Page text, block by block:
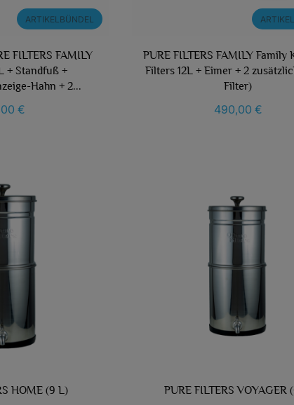
ARTIKELBÜNDEL
FILTERS FAMILY
+ Standfuß +
Hahn + 2...
€
PURE FILTERS FAMILY Family
Filters 12L + Eimer + 2
Filter)
490,00 €
HOME (9 L) PURE FILTERS VOYAGER